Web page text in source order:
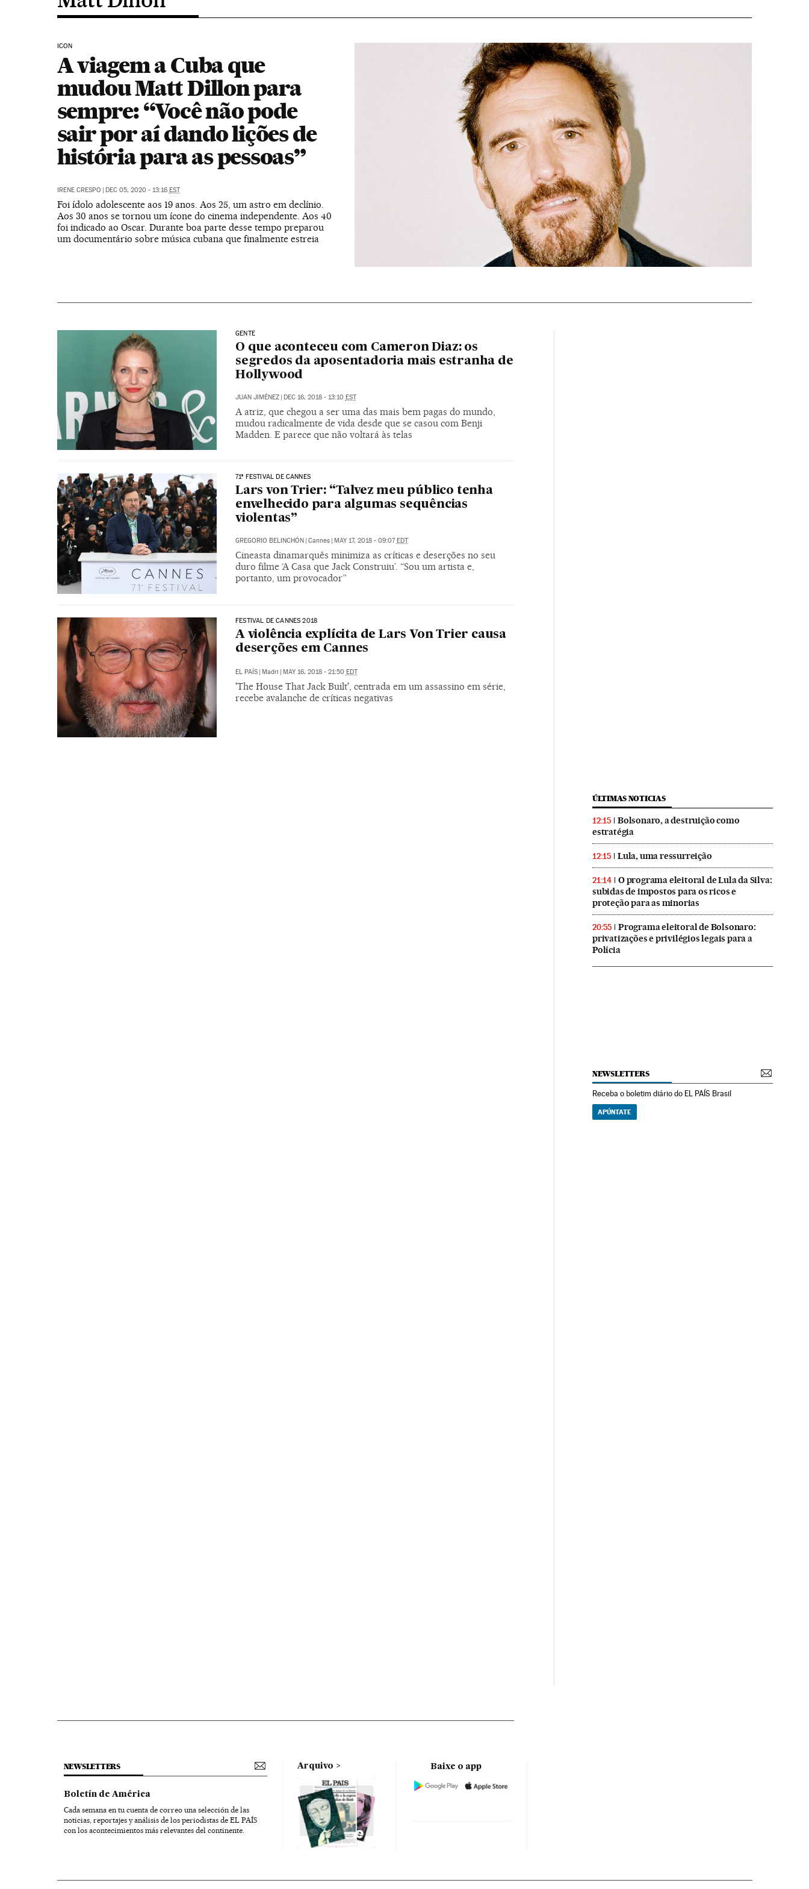
ICON
A viagem a Cuba que
mudou Matt Dillon para
sempre: “Você não pode
sair por aí dando lições de
história para as pessoas”
IRENE CRESPO | DEC 05, 2020 - 13:16 EST
Foi ídolo adolescente aos 19 anos. Aos 25, um astro em declínio.
Aos 30 anos se tornou um ícone do cinema independente. Aos 40
foi indicado ao Oscar. Durante boa parte desse tempo preparou
um documentário sobre música cubana que finalmente estreia
GENTE
O que aconteceu com Cameron Diaz: os
segredos da aposentadoria mais estranha de
Hollywood
JUAN JIMÉNEZ | DEC 16, 2018 - 13:10 EST
A atriz, que chegou a ser uma das mais bem pagas do mundo,
mudou radicalmente de vida desde que se casou com Benji
Madden. E parece que não voltará às telas
71ª FESTIVAL DE CANNES
Lars von Trier: “Talvez meu público tenha
envelhecido para algumas sequências
violentas”
GREGORIO BELINCHÓN Cannes MAY 17, 2018 - 09:07 EDT
Cineasta dinamarquês minimiza as críticas e deserções no seu
duro filme ‘A Casa que Jack Construiu’. “Sou um artista e,
portanto, um provocador”
FESTIVAL DE CANNES 2018
A violência explícita de Lars Von Trier causa
deserções em Cannes
EL PAÍS | Madri | MAY 16, 2018 - 21:50 EDT
'The House That Jack Built', centrada em um assassino em série,
recebe avalanche de críticas negativas
ÚLTIMAS NOTICIAS
12:15
Bolsonaro, a destruição como
estratégia
12:15 Lula, uma ressurreição
21:14
O programa eleitoral de Lula da Silva:
subidas de impostos para os ricos e
proteção para as minorias
20:55
Programa eleitoral de Bolsonaro:
privatizações e privilégios legais para a
Polícia
NEWSLETTERS
Receba o boletim diário do EL PAÍS Brasil
APÚNTATE
NEWSLETTERS
Boletín de América
Cada semana en tu cuenta de correo una selección de las
noticias, reportajes y análisis de los periodistas de EL PAÍS
con los acontecimientos más relevantes del continente.
Arquivo Baixe o app